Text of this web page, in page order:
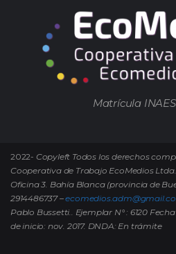
Matrícula
2022- Copyleft Todos los derechos
Cooperativa de Trabajo EcoMedios
Oficina 3. Bahía Blanca (provincia de
2914486737 –
Pablo Bussetti.. Ejemplar N° : 6120
de inicio: nov. 2017. DNDA: En trámite